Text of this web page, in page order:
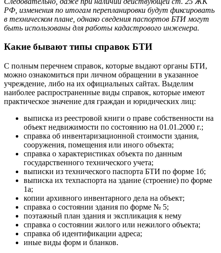
РФ, изменения по итогам перепланировки будут фиксировать
в техническом плане, однако сведения паспортов БТИмогут
быть использованы для работы кадастрового инженера.
Какие бывают типы справок БТИ
С полным перечнем справок, которые выдают органы БТИ,
можно ознакомиться при личном обращении в указанное
учреждение, либо на их официальных сайтах. Выделим
наиболее распространенные виды справок, которые имеют
практическое значение для граждан и юридических лиц:
выписка из реестровой книги о праве собственности на
объект недвижимости по состоянию на 01.01.2000 г.;
справка об инвентаризационной стоимости здания,
сооружения, помещения или иного объекта;
справка о характеристиках объекта по данным
государственного технического учета;
выписки из технического паспорта БТИ по форме 1б;
выписка их техпаспорта на здание (строение) по форме
1а;
копии архивного инвентарного дела на объект;
справка о состоянии здания по форме № 5;
поэтажный план здания и экспликация к нему
справка о состоянии жилого или нежилого объекта;
справка об идентификации адреса;
иные виды форм и бланков.